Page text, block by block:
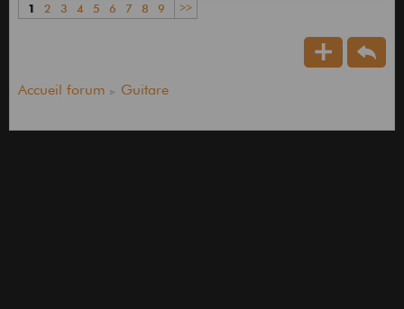
1 2 3 4 5 6 7 8 9 >>
Accueil forum Guitare